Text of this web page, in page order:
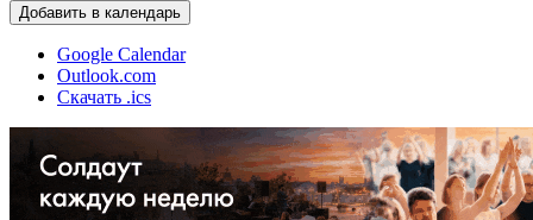
Добавить в календарь
Google Calendar
Outlook.com
Скачать .ics